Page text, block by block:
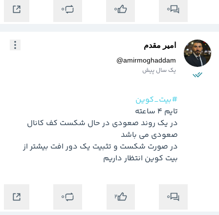
0
0
0
امیر مقدم
@amirmoghaddam
یک سال پیش
#بیت_کوین
بیت کوین انتظار داریم
0
2
0